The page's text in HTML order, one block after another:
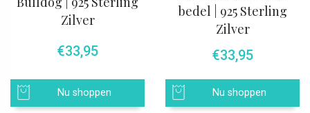
Zilver
€33,95
Nu shoppen
bedel | 925 Sterling
Zilver
€33,95
Nu shoppen